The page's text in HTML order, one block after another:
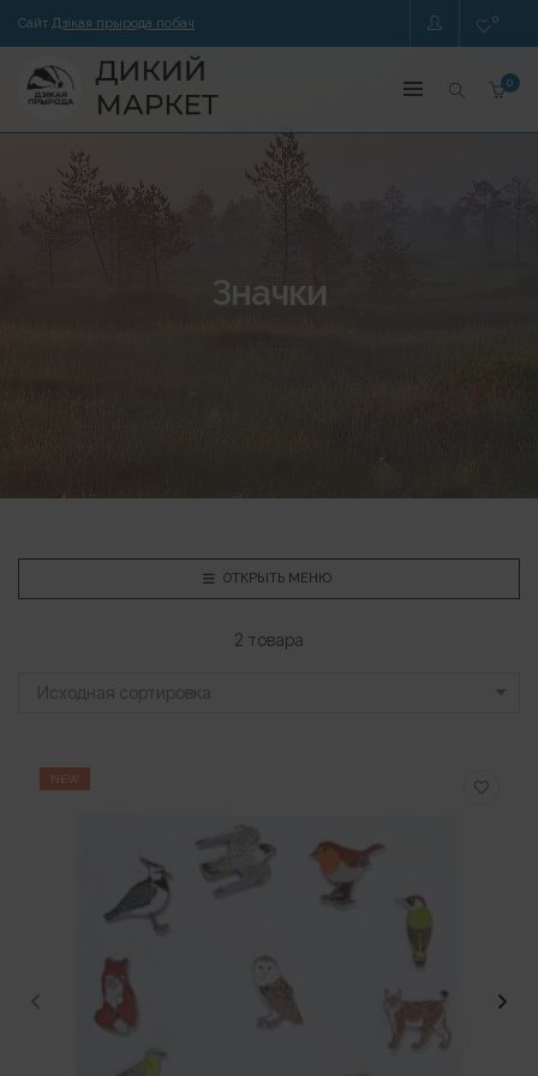
Сайт Дзікая прырода побач 0
0
Значки
ОТКРЫТЬ МЕНЮ
2 товара
Исходная сортировка
NEW